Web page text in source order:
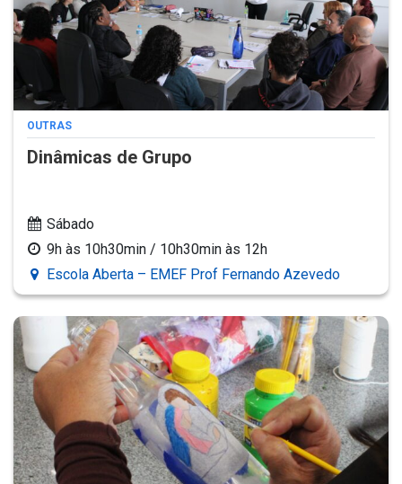
OUTRAS
Dinâmicas de Grupo
Sábado
9h às 10h30min / 10h30min às 12h
Escola Aberta – EMEF Prof Fernando Azevedo